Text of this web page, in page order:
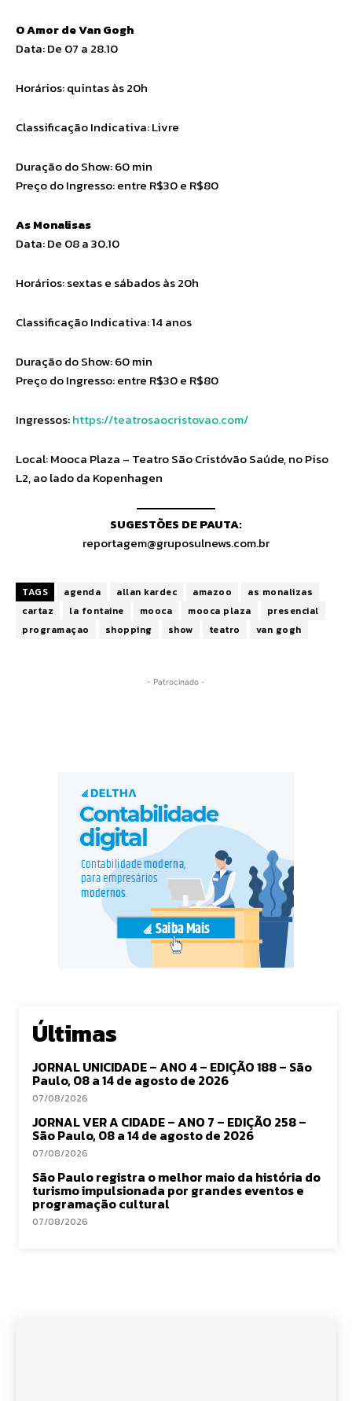
O Amor de Van Gogh
Data: De 07 a 28.10
Horários: quintas às 20h
Classificação Indicativa: Livre
Duração do Show: 60 min
Preço do Ingresso: entre R$30 e R$80
As Monalisas
Data: De 08 a 30.10
Horários: sextas e sábados às 20h
Classificação Indicativa: 14 anos
Duração do Show: 60 min
Preço do Ingresso: entre R$30 e R$80
Ingressos:https://teatrosaocristovao.com/
Local: Mooca Plaza – Teatro São Cristóvão Saúde, no Piso
L2, ao lado da Kopenhagen
SUGESTÕES DE PAUTA:
reportagem@gruposulnews.com.br
TAGS agenda allan kardec amazoo
as monalizas
cartaz
la fontaine mooca mooca plaza
presencial
programaçao
shopping show teatro van gogh
- Patrocinado -
Últimas
JORNAL UNICIDADE – ANO 4 – EDIÇÃO 188 – São
Paulo, 08 a 14 de agosto de 2026
07/08/2026
JORNAL VER A CIDADE – ANO 7 – EDIÇÃO 258 –
São Paulo, 08 a 14 de agosto de 2026
07/08/2026
São Paulo registra o melhor maio da história do
turismo impulsionada por grandes eventos e
programação cultural
07/08/2026